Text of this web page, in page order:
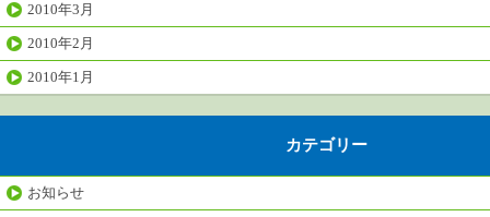
2010年3月
2010年2月
2010年1月
カテゴリー
お知らせ